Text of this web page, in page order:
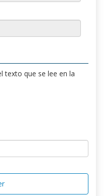
texto que se lee en la